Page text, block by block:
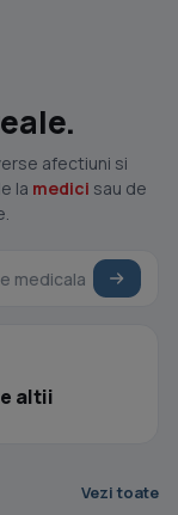
afectiuni si
la medici sau de
altii
Vezi toate